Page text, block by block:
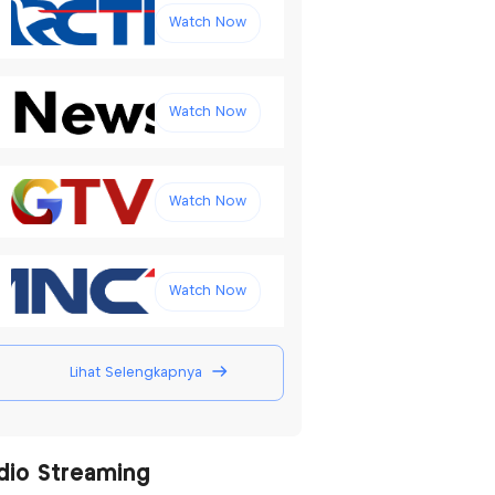
Watch Now
Watch Now
Watch Now
Watch Now
Lihat Selengkapnya
Streaming